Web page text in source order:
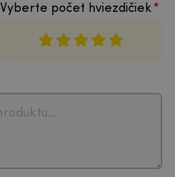
Vyberte počet hviezdičiek